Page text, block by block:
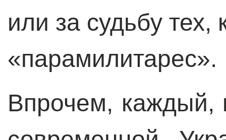
или за судьбу тех,
«парамилитарес».
Впрочем, каждый,